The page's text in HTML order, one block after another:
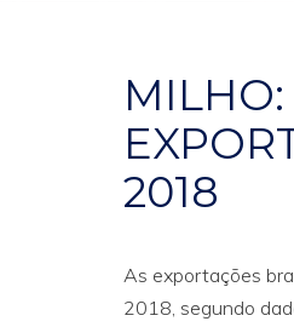
MILHO:
2018
As exportações
2018, segundo